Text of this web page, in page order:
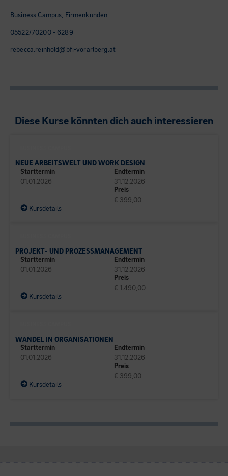
Business Campus, Firmenkunden
05522/70200 - 6289
rebecca.reinhold@bfi-vorarlberg.at
Diese Kurse könnten dich auch interessieren
NEUE ARBEITSWELT UND WORK DESIGN
Starttermin
01.01.2026
Endtermin
31.12.2026
Preis
€ 399,00
Kursdetails
PROJEKT- UND PROZESSMANAGEMENT
Starttermin
01.01.2026
Endtermin
31.12.2026
Preis
€ 1.490,00
Kursdetails
WANDEL IN ORGANISATIONEN
Starttermin
01.01.2026
Endtermin
31.12.2026
Preis
€ 399,00
Kursdetails